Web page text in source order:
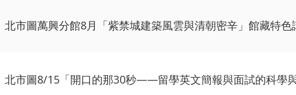
北市圖萬興分館8月「紫禁城建築風雲與清朝密辛」館藏特色
北市圖8/15「開口的那30秒——留學英文簡報與面試的科學